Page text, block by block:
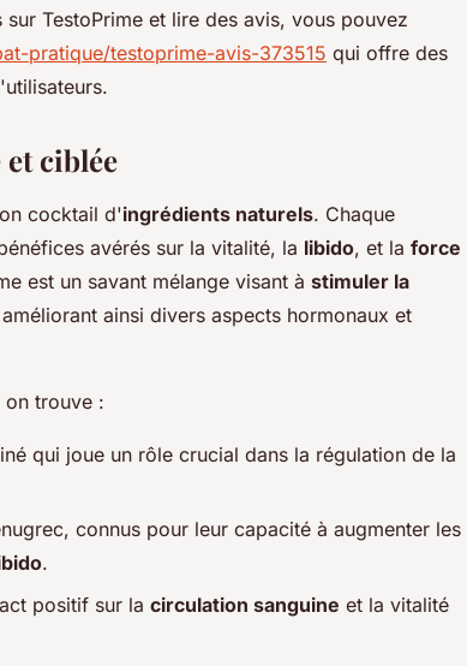
TestoPrime et lire des avis, vous pouvez
pratique/testoprime-avis-373515 qui offre des
ciblée
cocktail d'ingrédients naturels. Chaque
avérés sur la vitalité, la libido, et la force
est un savant mélange visant à stimuler la
ainsi divers aspects hormonaux et
on trouve :
qui joue un rôle crucial dans la régulation de la
connus pour leur capacité à augmenter les
.
positif sur la circulation sanguine et la vitalité